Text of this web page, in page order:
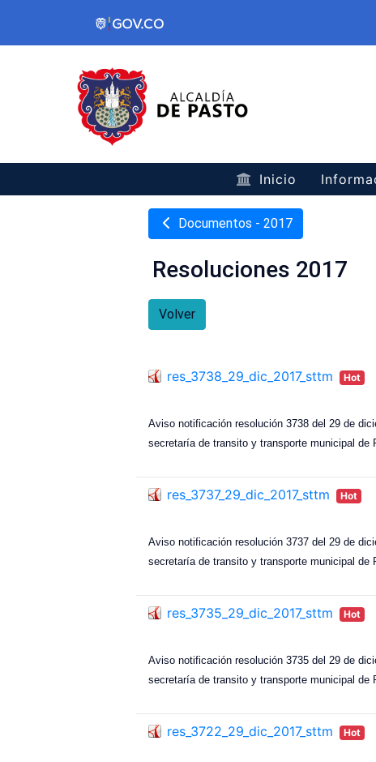
Inicio
Documentos - 2017
Resoluciones 2017
Volver
res_3738_29_dic_2017_sttm Hot
Aviso notificación resolución 3738 del 29 de
secretaría de transito y transporte municipal de
res_3737_29_dic_2017_sttm Hot
Aviso notificación resolución 3737 del 29 de
secretaría de transito y transporte municipal de
res_3735_29_dic_2017_sttm Hot
Aviso notificación resolución 3735 del 29 de
secretaría de transito y transporte municipal de
res_3722_29_dic_2017_sttm Hot